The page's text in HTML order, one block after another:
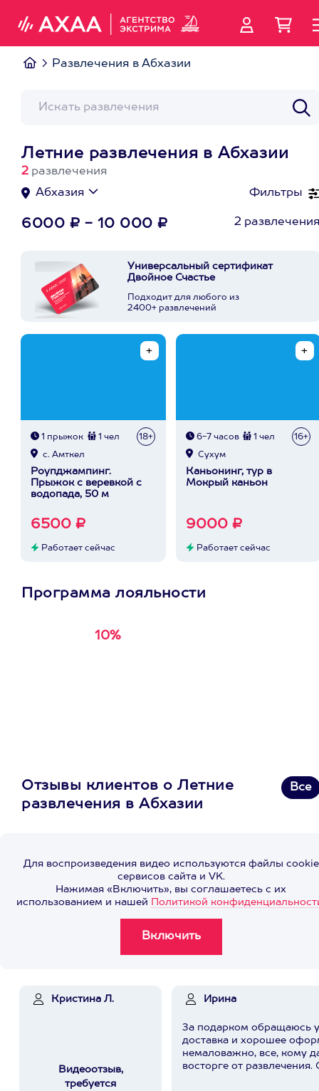
Развлечения в Абхазии
Летние развлечения в Абхазии
2 развлечения
Фильтры
Абхазия
6000 ₽ - 10 000 ₽ 2
Универсальный сертификат
Двойное Счастье
Подходит для любого из
2400+ развлечений
1 прыжок 1 чел 18+
с. Амткел
Роупджампинг.
Прыжок с веревкой с
водопада, 50 м
6500 ₽
Работает сейчас
6-7 часов 1 чел 16+
Сухум
Каньонинг, тур в
Мокрый каньон
9000 ₽
Работает сейчас
Программа лояльности
10%
Отзывы клиентов о Летние
развлечения в Абхазии
Все
Для воспроизведения видео используются файлы cookie
сервисов сайта и VK.
Нажимая «Включить», вы соглашаетесь с их
использованием и нашей Политикой
Кристина Л.
Видеоотзыв,
требуется
Ирина
За подарком обращаюсь
доставка и хорошее
немаловажно, все, кому
восторге от